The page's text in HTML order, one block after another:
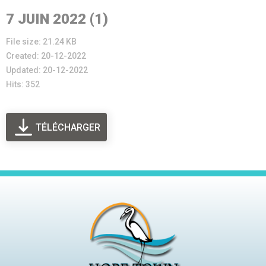
7 JUIN 2022 (1)
File size: 21.24 KB
Created: 20-12-2022
Updated: 20-12-2022
Hits: 352
TÉLÉCHARGER